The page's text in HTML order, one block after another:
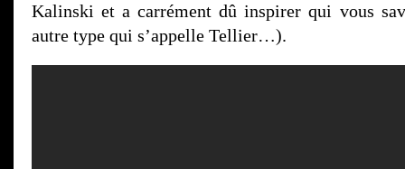
Kalinski et a carrément dû inspirer qui vous
autre type qui s’appelle Tellier…).